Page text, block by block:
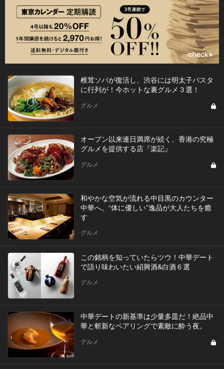
椎茸ソバが復活し、渋谷には明太子パスタ
に行列が！今ホットな裏グルメ３選！
グルメ
オープン以来連日満席が続く、香港の究極
グルメを提供する店『楽記』
グルメ
和やかな空気が流れる中目黒のカウンター
中華へ。“体に優しい”逸品が大人たちを癒
す
グルメ
この銘柄を知っていたらツウ！中華デート
で語り味わいたい紹興酒&白酒６選
グルメ
中華デートの新基準は少量多皿だ！絶品中
華と斬新なペアリングで素敵に酔う夜。
グルメ